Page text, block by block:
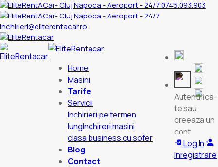
0745.093.903
inchirieri@eliterentacar.ro
Home
Masini
Tarife
Servicii
Inchirieri pe termen
lungInchireri masini
clasa business cu sofer
Blog
Contact
Autentifica-
te sau
creeaza un
cont
Log In
Inregistrare